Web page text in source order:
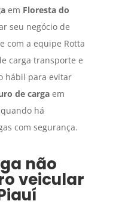
em Floresta do
seu negócio de
com a equipe Rotta
carga transporte e
hábil para evitar
de cargaem
há
com segurança.
não
veicular